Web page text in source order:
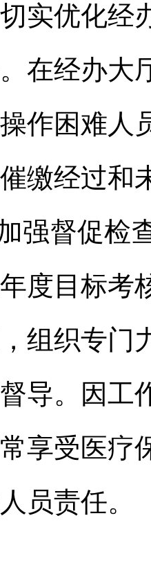
实优化经
在经办大
作困难人
缴经过和
加强督促
度目标考
组织专门
导。因工
享受医疗
员责任。